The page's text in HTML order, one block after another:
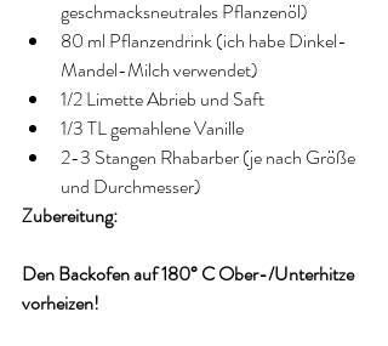
geschmacksneutrales Pflanzenöl)
80 ml Pflanzendrink (ich habe Dinkel-
Mandel-Milch verwendet)
1/2 Limette Abrieb und Saft
1/3 TL gemahlene Vanille
2-3 Stangen Rhabarber (je nach Größe
und Durchmesser)
Zubereitung:
Den Backofen auf 180° C Ober-/Unterhitze
vorheizen!